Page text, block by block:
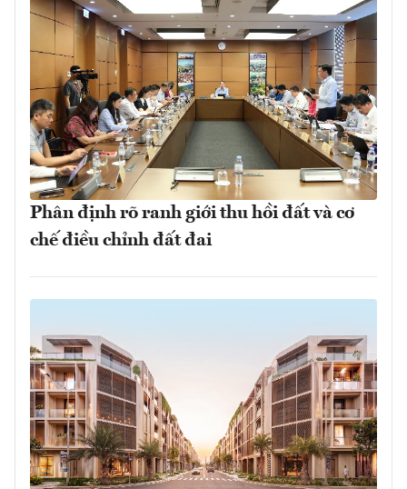
Phân định rõ ranh giới thu hồi đất và cơ
chế điều chỉnh đất đai